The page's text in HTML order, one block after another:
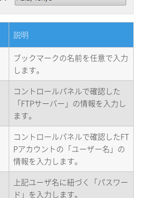
説明
ブックマークの名前を任意で入力
します。
コントロールパネルで確認した
「FTPサーバー」の情報を入力し
ます。
コントロールパネルで確認したFT
Pアカウントの「ユーザー名」の
情報を入力します。
上記ユーザ名に紐づく「パスワー
ド」を入力します。